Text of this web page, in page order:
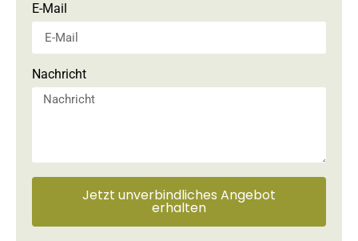
E-Mail
Nachricht
Jetzt unverbindliches Angebot
erhalten